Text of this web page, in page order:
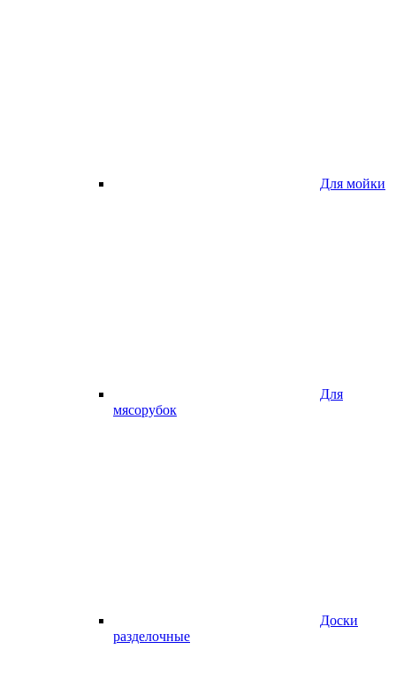
Для мойки
Для
мясорубок
Доски
разделочные